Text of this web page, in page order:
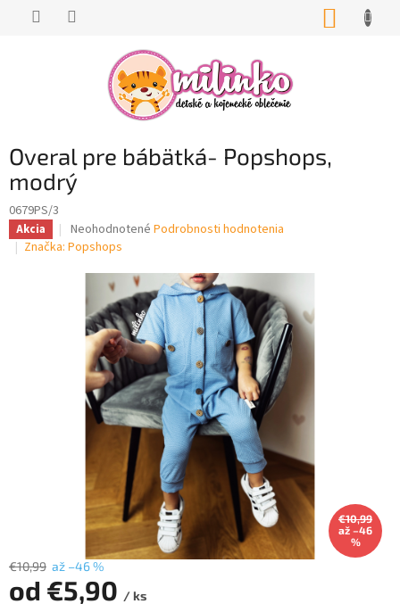
Overal pre bábätká- Popshops,
modrý
0679PS/3
Akcia
Priemerné
hodnotenie
hviezdičiek.
Neohodnotené Podrobnosti hodnotenia
Značka: Popshops
€10,99
až –46
%
€10,99 až –46 %
od €5,90 / ks